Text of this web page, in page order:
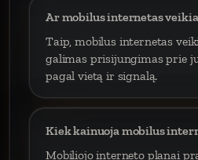
Ar mobilus internetas
Taip, mobilus internetas
galimas prisijungimas prie
pagal vietą ir signalą.
Kiek kainuoja mobilus
Mobiliojo interneto planai